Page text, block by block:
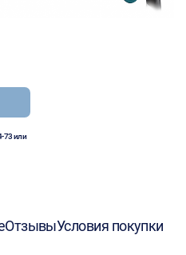
73или
ОтзывыУсловия покупки